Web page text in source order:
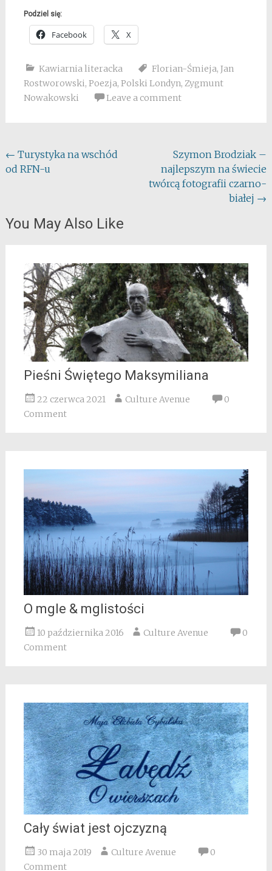
Podziel się:
Facebook X
Kawiarnia literacka Florian-Śmieja, Jan
Rostworowski, Poezja, Polski Londyn, Zygmunt
Nowakowski
Leave a comment
Post
navigation
← Turystyka na wschód
od RFN-u
Szymon Brodziak –
najlepszym na świecie
twórcą fotografii czarno-
białej →
You May Also Like
Pieśni Świętego Maksymiliana
22 czerwca 2021 Culture Avenue
0
Comment
O mgle & mglistości
10 października 2016 Culture Avenue
0
Comment
Cały świat jest ojczyzną
30 maja 2019 Culture Avenue
0
Comment